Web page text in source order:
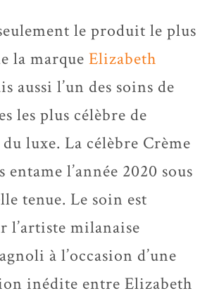
le produit le plus
la marque Elizabeth
aussi l’un des soins de
les plus célèbre de
luxe. La célèbre Crème
entame l’année 2020 sous
tenue. Le soin est
l’artiste milanaise
à l’occasion d’une
inédite entre Elizabeth